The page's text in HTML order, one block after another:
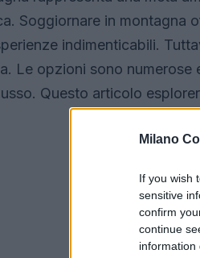
Milano
If you wish
sensitive
confirm
continue
information
Soggiornare in montagna
indimenticabili.
Le opzioni sono numerose
Questo articolo